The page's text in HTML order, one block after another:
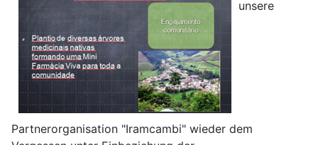
unsere
Partnerorganisation "Iramcambi" wieder dem